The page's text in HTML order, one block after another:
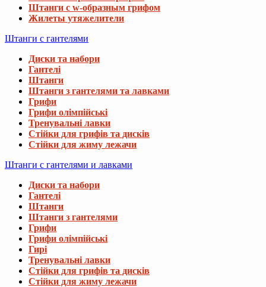
Штанги с w-образным грифом
Жилеты утяжелители
Штанги с гантелями
Диски та набори
Гантелі
Штанги
Штанги з гантелями та лавками
Грифи
Грифи олімпійські
Тренувальні лавки
Стійки для грифів та дисків
Стійки для жиму лежачи
Штанги с гантелями и лавками
Диски та набори
Гантелі
Штанги
Штанги з гантелями
Грифи
Грифи олімпійські
Гирі
Тренувальні лавки
Стійки для грифів та дисків
Стійки для жиму лежачи